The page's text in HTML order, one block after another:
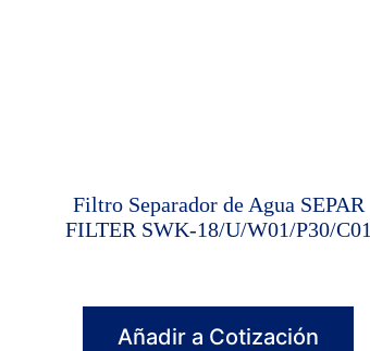
Filtro Separador de Agua SEPAR
FILTER SWK-18/U/W01/P30/C01
Añadir a Cotización